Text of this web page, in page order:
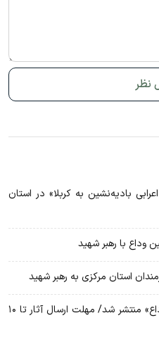
بادیه‌نشین به کربلا» در استان
وداع با رهبر شهید
استان مرکزی به رهبر شهید
فراخوان سوگواره رسانه‌ای «روایت وداع» منتشر شد/ مهلت ارسال آثار تا ۱۰